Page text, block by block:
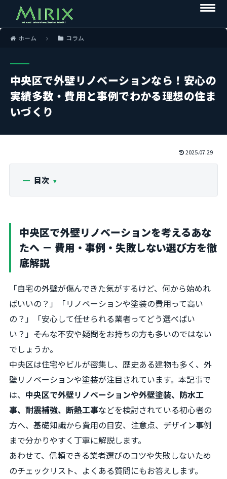
ホーム コラム
中央区で外壁リノベーションなら！安心の
実績多数・費用と事例でわかる理想の住ま
いづくり
2025.07.29
目次
中央区で外壁リノベーションを考えるあな
たへ － 費用・事例・失敗しない選び方を徹
底解説
「自宅の外壁が傷んできた気がするけど、何から始めれ
ばいいの？」「リノベーションや塗装の費用って高い
の？」「安心して任せられる業者ってどう選べばい
い？」――そんな不安や疑問をお持ちの方も多いのではない
でしょうか。
中央区は住宅やビルが密集し、歴史ある建物も多く、外
壁リノベーションや塗装が注目されています。本記事で
は、 中央区で外壁リノベーションや外壁塗装、防水工
事、耐震補強、断熱工事などを検討されている初心者の
方へ、基礎知識から費用の目安、注意点、デザイン事例
まで分かりやすく丁寧に解説します。
あわせて、信頼できる業者選びのコツや失敗しないため
のチェックリスト、よくある質問にもお答えします。